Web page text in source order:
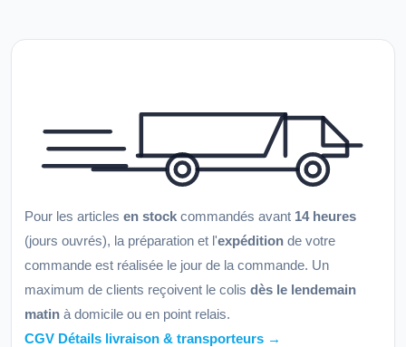
Pour les articles en stock commandés avant 14 heures
(jours ouvrés), la préparation et l'expédition de votre
commande est réalisée le jour de la commande. Un
maximum de clients reçoivent le colis dès le lendemain
matin à domicile ou en point relais.
CGV Détails livraison & transporteurs →